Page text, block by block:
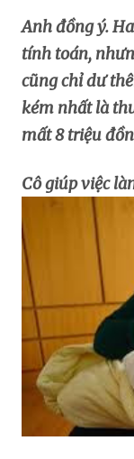
Anh đồng ý.
tính toán,
cũng chỉ dư
kém nhất là
mất 8 triệu
Cô giúp việc